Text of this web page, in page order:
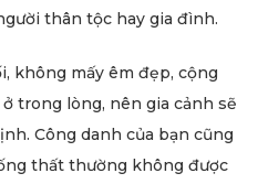
thân tộc hay gia đình.
không mấy êm đẹp, cộng
trong lòng, nên gia cảnh sẽ
Công danh của bạn cũng
thất thường không được